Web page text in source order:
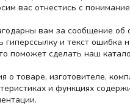
вас отнестись с
вам за сообщение об
гиперссылку и текст ошибка
поможет сделать наш
о товаре, изготовителе,
и функциях